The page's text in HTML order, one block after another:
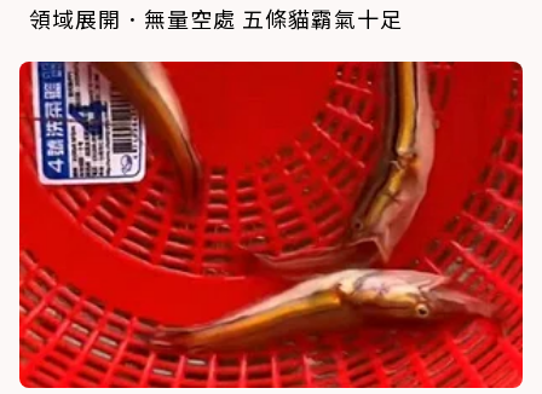
領域展開．無量空處 五條貓霸氣十足